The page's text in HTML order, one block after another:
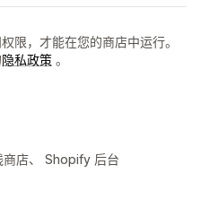
限，才能在您的商店中运行。
隐私政策 。
商店、 Shopify 后台